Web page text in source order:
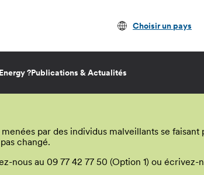
par des individus malveillants se
changé.
nous au 09 77 42 77 50 (Option 1) ou écrivez-
Choisir un pays
?Publications & Actualités